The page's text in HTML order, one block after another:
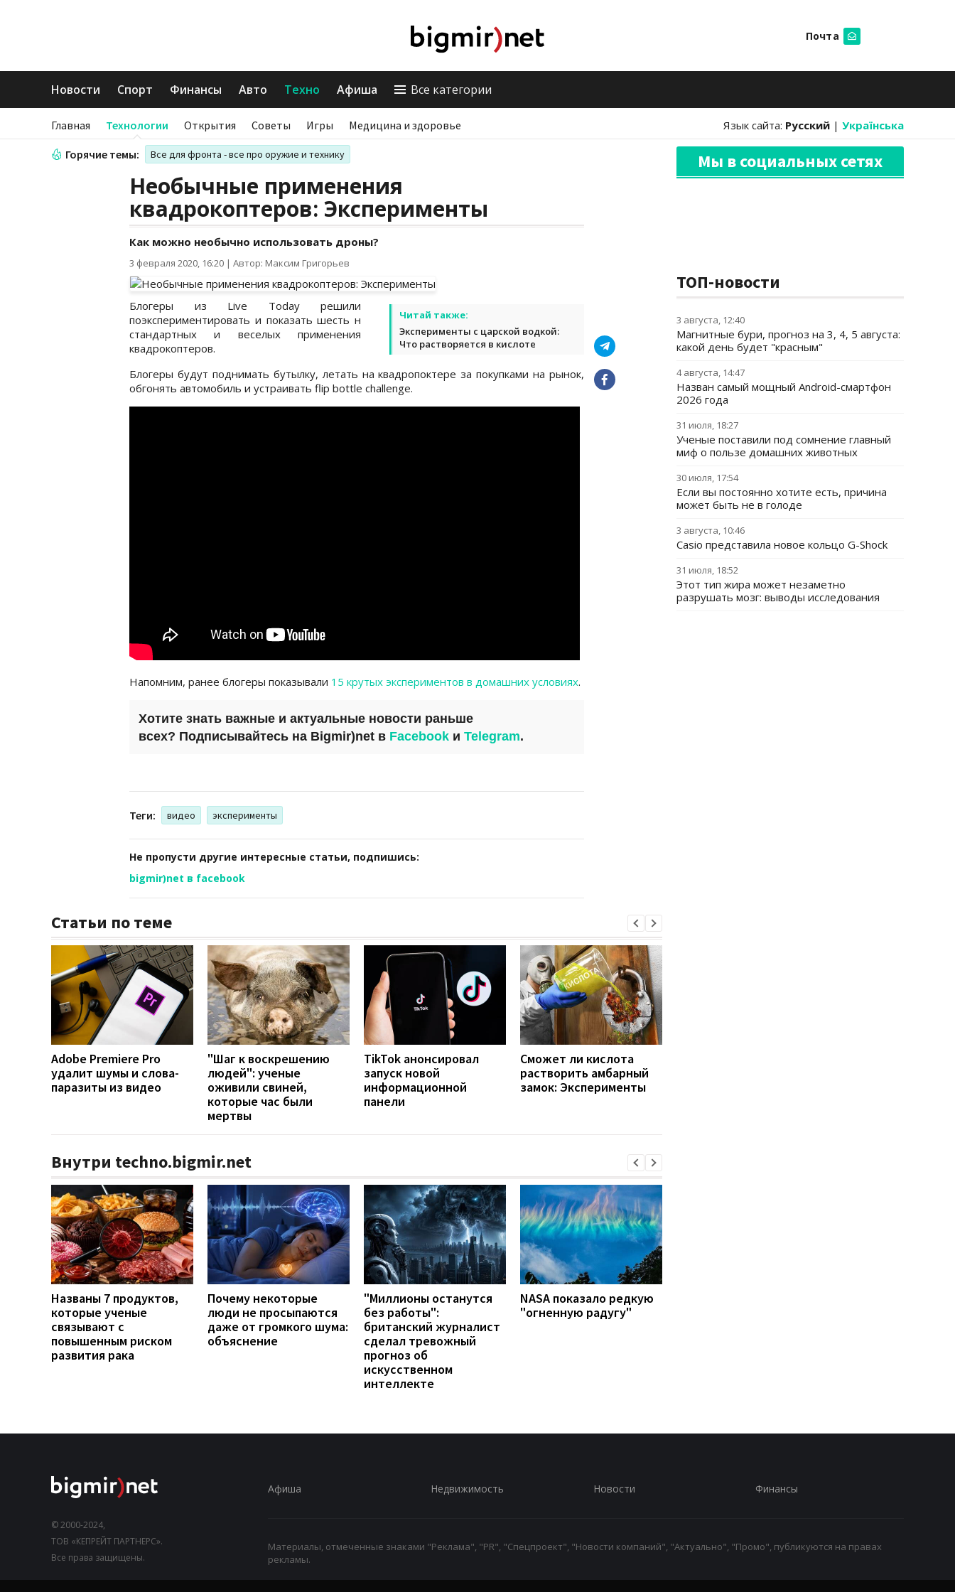
Почта
Новости Спорт Финансы Авто Техно Афиша Все категории
Главная Технологии Открытия Советы Игры Медицина и здоровье Язык сайта: Русский | Українська
Горячие темы: Все для фронта - все про оружие и технику
Необычные применения
квадрокоптеров: Эксперименты
Как можно необычно использовать дроны?
3 февраля 2020, 16:20 | Автор: Максим Григорьев
Читай также:
Эксперименты с царской водкой:
Что растворяется в кислоте
Блогеры из Live Today решили
поэкспериментировать и показать шесть н
стандартных и веселых применения
квадрокоптеров.
Блогеры будут поднимать бутылку, летать на квадропоктере за покупками на рынок,
обгонять автомобиль и устраивать flip bottle challenge.
Напомним, ранее блогеры показывали 15 крутых экспериментов в домашних условиях.
Хотите знать важные и актуальные новости раньше
всех? Подписывайтесь на Bigmir)net в Facebook и Telegram.
Теги: видео эксперименты
Не пропусти другие интересные статьи, подпишись:
bigmir)net в facebook
Статьи по теме
Adobe Premiere Pro
удалит шумы и слова-
паразиты из видео
"Шаг к воскрешению
людей": ученые
оживили свиней,
которые час были
мертвы
TikTok анонсировал
запуск новой
информационной
панели
Сможет ли кислота
растворить амбарный
замок: Эксперименты
Внутри techno.bigmir.net
Названы 7 продуктов,
которые ученые
связывают с
повышенным риском
развития рака
Почему некоторые
люди не просыпаются
даже от громкого шума:
объяснение
"Миллионы останутся
без работы":
британский журналист
сделал тревожный
прогноз об
искусственном
интеллекте
NASA показало редкую
"огненную радугу"
Мы в социальных сетях
ТОП-новости
3 августа, 12:40
Магнитные бури, прогноз на 3, 4, 5 августа:
какой день будет "красным"
4 августа, 14:47
Назван самый мощный Android-смартфон
2026 года
31 июля, 18:27
Ученые поставили под сомнение главный
миф о пользе домашних животных
30 июля, 17:54
Если вы постоянно хотите есть, причина
может быть не в голоде
3 августа, 10:46
Casio представила новое кольцо G-Shock
31 июля, 18:52
Этот тип жира может незаметно
разрушать мозг: выводы исследования
© 2000-2024,
ТОВ «КЕПРЕЙТ ПАРТНЕРС».
Все права защищены.
Афиша Недвижимость Новости Финансы
Материалы, отмеченные знаками "Реклама", "PR", "Спецпроект", "Новости компаний", "Актуально", "Промо", публикуются на правах
рекламы.